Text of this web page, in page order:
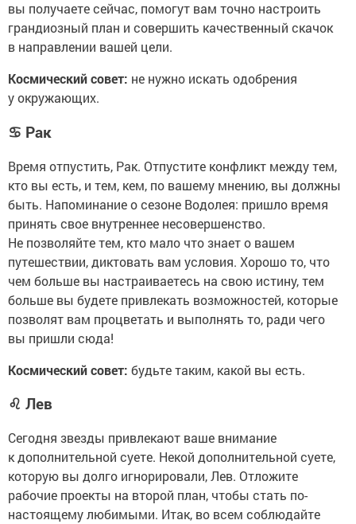
вы получаете сейчас, помогут вам точно настроить
грандиозный план и совершить качественный скачок
в направлении вашей цели.
Космический совет: не нужно искать одобрения
у окружающих.
♋ Рак
Время отпустить, Рак. Отпустите конфликт между тем,
кто вы есть, и тем, кем, по вашему мнению, вы должны
быть. Напоминание о сезоне Водолея: пришло время
принять свое внутреннее несовершенство.
Не позволяйте тем, кто мало что знает о вашем
путешествии, диктовать вам условия. Хорошо то, что
чем больше вы настраиваетесь на свою истину, тем
больше вы будете привлекать возможностей, которые
позволят вам процветать и выполнять то, ради чего
вы пришли сюда!
Космический совет: будьте таким, какой вы есть.
♌ Лев
Сегодня звезды привлекают ваше внимание
к дополнительной суете. Некой дополнительной суете,
которую вы долго игнорировали, Лев. Отложите
рабочие проекты на второй план, чтобы стать по-
настоящему любимыми. Итак, во всем соблюдайте